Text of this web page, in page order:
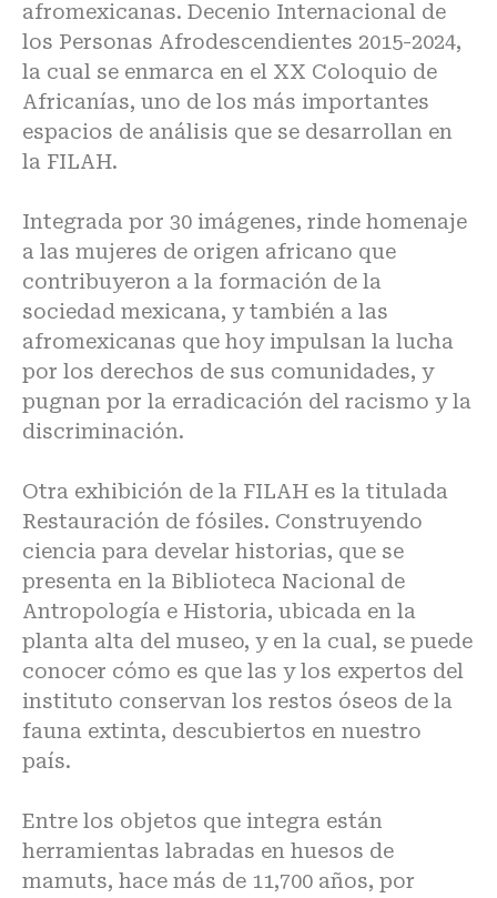
afromexicanas. Decenio Internacional de
los Personas Afrodescendientes 2015-2024,
la cual se enmarca en el XX Coloquio de
Africanías, uno de los más importantes
espacios de análisis que se desarrollan en
la FILAH.
Integrada por 30 imágenes, rinde homenaje
a las mujeres de origen africano que
contribuyeron a la formación de la
sociedad mexicana, y también a las
afromexicanas que hoy impulsan la lucha
por los derechos de sus comunidades, y
pugnan por la erradicación del racismo y la
discriminación.
Otra exhibición de la FILAH es la titulada
Restauración de fósiles. Construyendo
ciencia para develar historias, que se
presenta en la Biblioteca Nacional de
Antropología e Historia, ubicada en la
planta alta del museo, y en la cual, se puede
conocer cómo es que las y los expertos del
instituto conservan los restos óseos de la
fauna extinta, descubiertos en nuestro
país.
Entre los objetos que integra están
herramientas labradas en huesos de
mamuts, hace más de 11,700 años, por